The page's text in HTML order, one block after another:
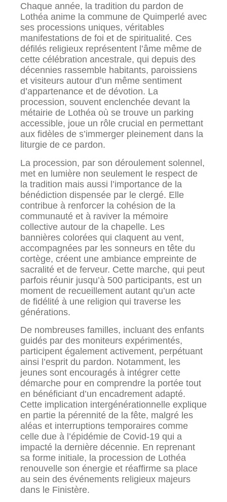
Chaque année, la tradition du pardon de
Lothéa anime la commune de Quimperlé avec
ses processions uniques, véritables
manifestations de foi et de spiritualité. Ces
défilés religieux représentent l’âme même de
cette célébration ancestrale, qui depuis des
décennies rassemble habitants, paroissiens
et visiteurs autour d’un même sentiment
d’appartenance et de dévotion. La
procession, souvent enclenchée devant la
métairie de Lothéa où se trouve un parking
accessible, joue un rôle crucial en permettant
aux fidèles de s’immerger pleinement dans la
liturgie de ce pardon.
La procession, par son déroulement solennel,
met en lumière non seulement le respect de
la tradition mais aussi l’importance de la
bénédiction dispensée par le clergé. Elle
contribue à renforcer la cohésion de la
communauté et à raviver la mémoire
collective autour de la chapelle. Les
bannières colorées qui claquent au vent,
accompagnées par les sonneurs en tête du
cortège, créent une ambiance empreinte de
sacralité et de ferveur. Cette marche, qui peut
parfois réunir jusqu’à 500 participants, est un
moment de recueillement autant qu’un acte
de fidélité à une religion qui traverse les
générations.
De nombreuses familles, incluant des enfants
guidés par des moniteurs expérimentés,
participent également activement, perpétuant
ainsi l’esprit du pardon. Notamment, les
jeunes sont encouragés à intégrer cette
démarche pour en comprendre la portée tout
en bénéficiant d’un encadrement adapté.
Cette implication intergénérationnelle explique
en partie la pérennité de la fête, malgré les
aléas et interruptions temporaires comme
celle due à l’épidémie de Covid-19 qui a
impacté la dernière décennie. En reprenant
sa forme initiale, la procession de Lothéa
renouvelle son énergie et réaffirme sa place
au sein des événements religieux majeurs
dans le Finistère.